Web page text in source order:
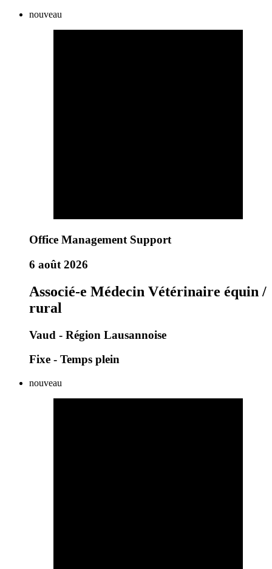
nouveau
Office Management Support
6 août 2026
Associé-e Médecin Vétérinaire équin /
rural
Vaud - Région Lausannoise
Fixe - Temps plein
nouveau